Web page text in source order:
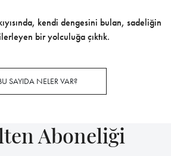
kendi dengesini bulan, sadeliğin
bir yolculuğa çıktık.
SAYIDA NELER VAR?
Aboneliği